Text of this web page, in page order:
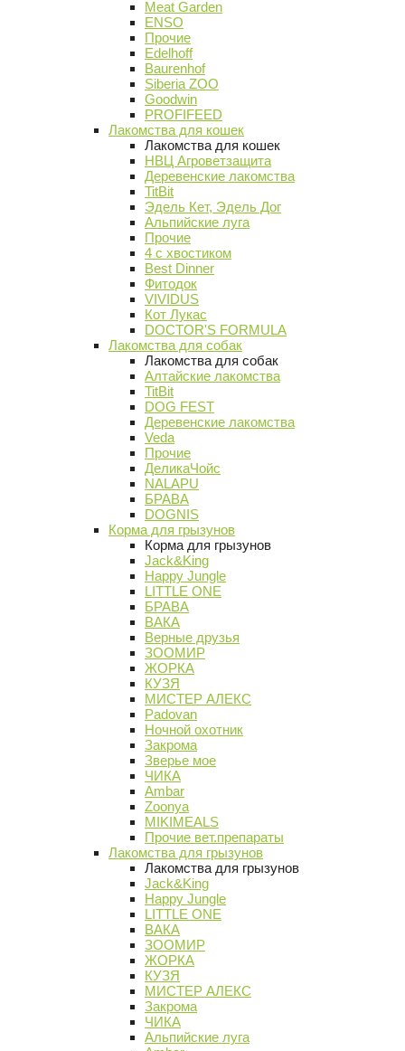
Meat Garden
ENSO
Прочие
Edelhoff
Baurenhof
Siberia ZOO
Goodwin
PROFIFEED
Лакомства для кошек
Лакомства для кошек
НВЦ Агроветзащита
Деревенские лакомства
TitBit
Эдель Кет, Эдель Дог
Альпийские луга
Прочие
4 с хвостиком
Best Dinner
Фитодок
VIVIDUS
Кот Лукас
DOCTOR'S FORMULA
Лакомства для собак
Лакомства для собак
Алтайские лакомства
TitBit
DOG FEST
Деревенские лакомства
Veda
Прочие
ДеликаЧойс
NALAPU
БРАВА
DOGNIS
Корма для грызунов
Корма для грызунов
Jack&King
Happy Jungle
LITTLE ONE
БРАВА
ВАКА
Верные друзья
ЗООМИР
ЖОРКА
КУЗЯ
МИСТЕР АЛЕКС
Padovan
Ночной охотник
Закрома
Зверье мое
ЧИКА
Ambar
Zoonya
MIKIMEALS
Прочие вет.препараты
Лакомства для грызунов
Лакомства для грызунов
Jack&King
Happy Jungle
LITTLE ONE
ВАКА
ЗООМИР
ЖОРКА
КУЗЯ
МИСТЕР АЛЕКС
Закрома
ЧИКА
Альпийские луга